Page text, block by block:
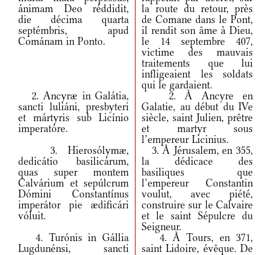
ánimam Deo réddidit,
die décima quarta
septémbris, apud
Cománam in Ponto.
la route du retour, près
de Comane dans le Pont,
il rendit son âme à Dieu,
le 14 septembre 407,
victime des mauvais
traitements que lui
infligeaient les soldats
qui le gardaient.
2. Ancyræ in Galátia,
sancti luliáni, presbyteri
et mártyris sub Licínio
imperatóre.
2. À Ancyre en
Galatie, au début du IVe
siècle, saint Julien, prêtre
et martyr sous
l’empereur Licinius.
3. Hierosólymæ,
dedicátio basilicárum,
quas super montem
Calvárium et sepúlcrum
Dómini Constantínus
imperátor pie ædificári
vóluit.
3. À Jérusalem, en 355,
la dédicace des
basiliques que
l’empereur Constantin
voulut, avec piété,
construire sur le Calvaire
et le saint Sépulcre du
Seigneur.
4. Turónis in Gállia
Lugdunénsi, sancti
4. À Tours, en 371,
saint Lidoire, évêque. De